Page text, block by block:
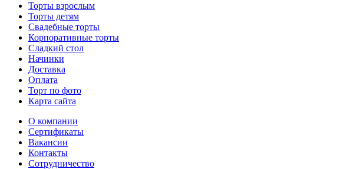
Торты взрослым
Торты детям
Свадебные торты
Корпоративные торты
Сладкий стол
Начинки
Доставка
Оплата
Торт по фото
Карта сайта
О компании
Сертификаты
Вакансии
Контакты
Сотрудничество